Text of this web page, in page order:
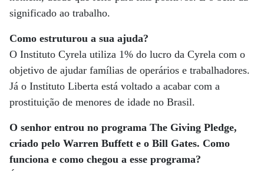
significado ao trabalho.
Como estruturou a sua ajuda?
O Instituto Cyrela utiliza 1% do lucro da Cyrela com o
objetivo de ajudar famílias de operários e trabalhadores.
Já o Instituto Liberta está voltado a acabar com a
prostituição de menores de idade no Brasil.
O senhor entrou no programa The Giving Pledge,
criado pelo Warren Buffett e o Bill Gates. Como
funciona e como chegou a esse programa?